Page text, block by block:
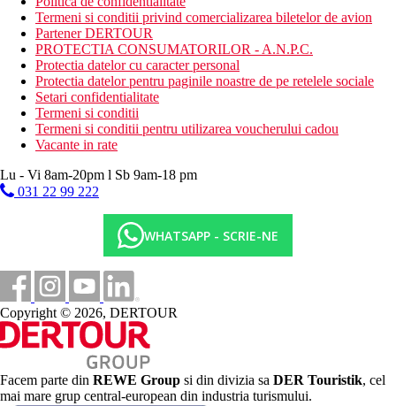
restaurante
baruri
transfer de la si/sau la aeroport (contra cost)
spa & centru de wellness (contra cost)
Descrierea plajei
nisipos
prosoape de plaja
muzica/spectacol live
plaja
club de noapte/DJ
Activitati sportive contra cost
seri cu cine tematica
curs de gatit
happy hour
inchiriere de biciclete
masaj
spa & centru de wellness
Mese
mic dejun: zilnic 06:00 - 11:00, bufet
Termeni si conditii privind comercializarea biletelor de avion
Partener DERTOUR
PROTECTIA CONSUMATORILOR - A.N.P.C.
Protectia datelor cu caracter personal
Protectia datelor pentru paginile noastre de pe retelele sociale
Setari confidentialitate
Termeni si conditii
Termeni si conditii pentru utilizarea voucherului cadou
Vacante in rate
Lu - Vi 8am-20pm l Sb 9am-18 pm
031 22 99 222
WHATSAPP - SCRIE-NE
Copyright © 2026, DERTOUR
Facem parte din REWE Group si din divizia sa DER Touristik, cel
mai mare grup central-european din industria turismului.